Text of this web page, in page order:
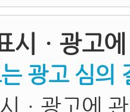
시ㆍ광고
광고 심의
ㆍ광고에